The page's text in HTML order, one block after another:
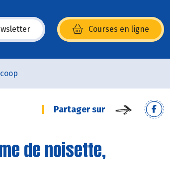
Courses en ligne
une nouvelle fenêtre)
Partager sur
de noisette,